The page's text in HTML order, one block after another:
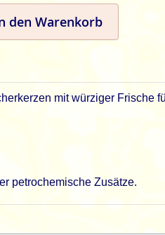
den Warenkorb
mit würziger Frische
petrochemische Zusätze.